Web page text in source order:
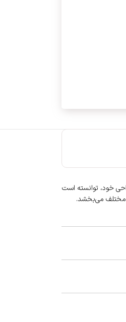
خود، توانسته است
مختلف می‌بخشد.